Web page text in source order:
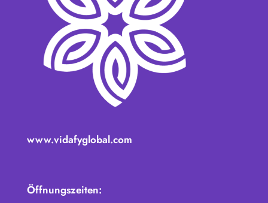
www.vidafyglobal.com
Öffnungszeiten: